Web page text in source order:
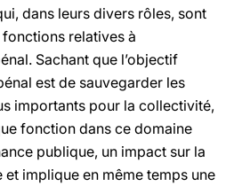
dans leurs divers rôles, sont
relatives à
Sachant que l’objectif
est de sauvegarder les
importants pour la collectivité,
fonction dans ce domaine
publique, un impact sur la
implique en même temps une